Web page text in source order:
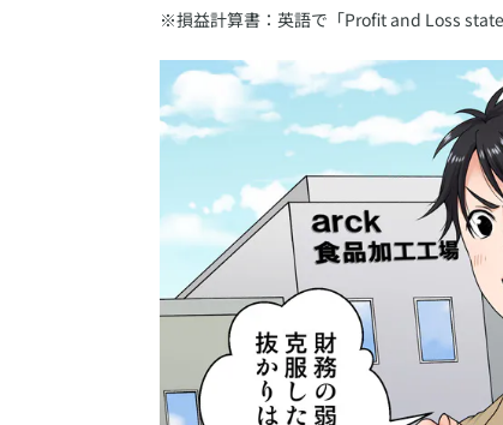
※損益計算書：英語で「Profit and Loss